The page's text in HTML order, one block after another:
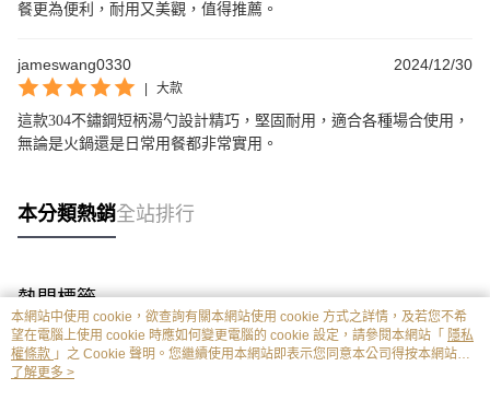
餐更為便利，耐用又美觀，值得推薦。
jameswang0330 2024/12/30
大款
這款304不鏽鋼短柄湯勺設計精巧，堅固耐用，適合各種場合使用，
無論是火鍋還是日常用餐都非常實用。
本分類熱銷全站排行
熱門標籤
本網站中使用 cookie，欲查詢有關本網站使用 cookie 方式之詳情，及若您不希
望在電腦上使用 cookie 時應如何變更電腦的 cookie 設定，請參閱本網站「 隱私
權條款 」之 Cookie 聲明。您繼續使用本網站即表示您同意本公司得按本網站使
用條款之 Cookie 聲明使用 cookie。
了解更多 >